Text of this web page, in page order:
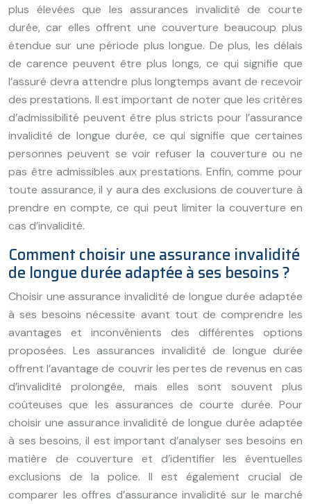
plus élevées que les assurances invalidité de courte
durée, car elles offrent une couverture beaucoup plus
étendue sur une période plus longue. De plus, les délais
de carence peuvent être plus longs, ce qui signifie que
l’assuré devra attendre plus longtemps avant de recevoir
des prestations. Il est important de noter que les critères
d’admissibilité peuvent être plus stricts pour l’assurance
invalidité de longue durée, ce qui signifie que certaines
personnes peuvent se voir refuser la couverture ou ne
pas être admissibles aux prestations. Enfin, comme pour
toute assurance, il y aura des exclusions de couverture à
prendre en compte, ce qui peut limiter la couverture en
cas d’invalidité.
Comment choisir une assurance invalidité
de longue durée adaptée à ses besoins ?
Choisir une assurance invalidité de longue durée adaptée
à ses besoins nécessite avant tout de comprendre les
avantages et inconvénients des différentes options
proposées. Les assurances invalidité de longue durée
offrent l’avantage de couvrir les pertes de revenus en cas
d’invalidité prolongée, mais elles sont souvent plus
coûteuses que les assurances de courte durée. Pour
choisir une assurance invalidité de longue durée adaptée
à ses besoins, il est important d’analyser ses besoins en
matière de couverture et d’identifier les éventuelles
exclusions de la police. Il est également crucial de
comparer les offres d’assurance invalidité sur le marché